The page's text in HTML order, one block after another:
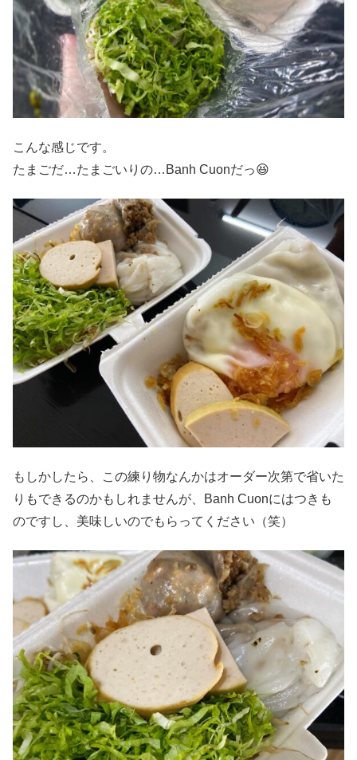
こんな感じです。
たまごだ…たまごいりの…Banh Cuonだっ😆
もしかしたら、この練り物なんかはオーダー次第で省いた
りもできるのかもしれませんが、Banh Cuonにはつきも
のですし、美味しいのでもらってください（笑）